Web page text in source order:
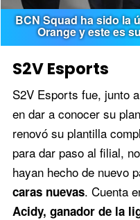
BCN Squad ha sido la
Orange y este es
S2V Esports
S2V Esports fue, junto
en dar a conocer su
renovó su plantilla
para dar paso al filial,
hayan hecho de nuevo
caras nuevas. Cuenta
Acidy, ganador de la